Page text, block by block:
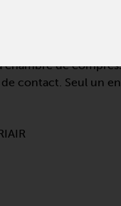
à entraînement
de
de contact. Seul un